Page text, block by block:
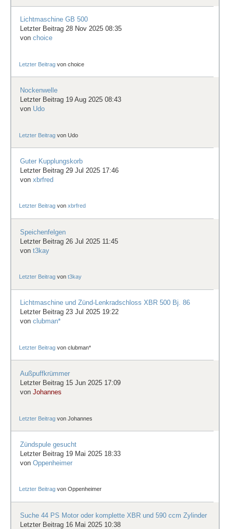
Lichtmaschine GB 500
Letzter Beitrag 28 Nov 2025 08:35
von choice
Letzter Beitrag vonchoice
Nockenwelle
Letzter Beitrag 19 Aug 2025 08:43
von Udo
Letzter Beitrag vonUdo
Guter Kupplungskorb
Letzter Beitrag 29 Jul 2025 17:46
von xbrfred
Letzter Beitrag vonxbrfred
Speichenfelgen
Letzter Beitrag 26 Jul 2025 11:45
von t3kay
Letzter Beitrag vont3kay
Lichtmaschine und Zünd-Lenkradschloss XBR 500 Bj. 86
Letzter Beitrag 23 Jul 2025 19:22
von clubman*
Letzter Beitrag vonclubman*
Außpuffkrümmer
Letzter Beitrag 15 Jun 2025 17:09
von Johannes
Letzter Beitrag vonJohannes
Zündspule gesucht
Letzter Beitrag 19 Mai 2025 18:33
von Oppenheimer
Letzter Beitrag vonOppenheimer
Suche 44 PS Motor oder komplette XBR und 590 ccm Zylinder
Letzter Beitrag 16 Mai 2025 10:38